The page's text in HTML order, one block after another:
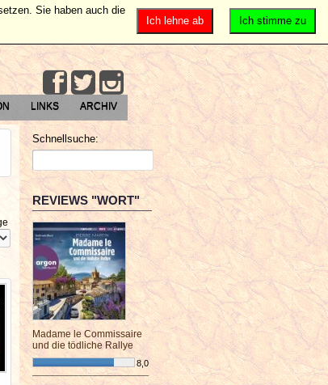
LINKS ARCHIV
Schnellsuche:
REVIEWS "WORT"
Madame le Commissaire
und die tödliche Rallye
8,0
¯¯¯¯¯¯¯¯¯¯¯¯¯¯¯¯¯¯¯¯¯¯¯¯
Ich stimme zu
Ich lehne ab
Sie haben auch die